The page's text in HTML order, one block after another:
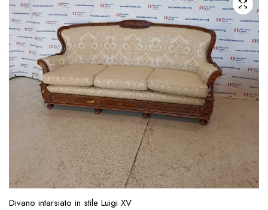
Divano intarsiato in stile Luigi XV